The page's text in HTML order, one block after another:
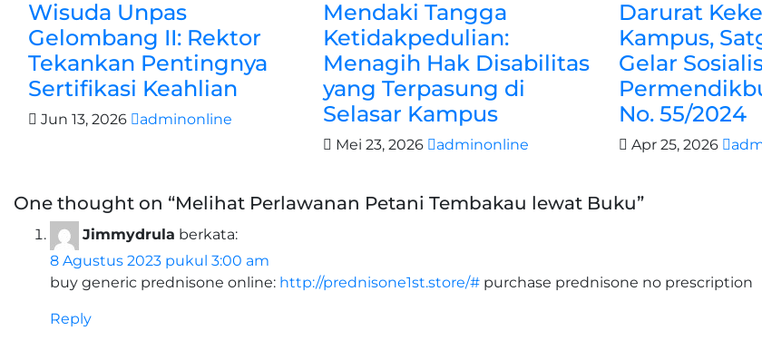
Wisuda Unpas
Gelombang II: Rektor
Tekankan Pentingnya
Sertifikasi Keahlian
Jun 13, 2026 adminonline
Mendaki Tangga
Ketidakpedulian:
Menagih Hak Disabilitas
yang Terpasung di
Selasar Kampus
Mei 23, 2026 adminonline
Darurat
Kampus,
Gelar
No. 55/2024
Apr 25, 2026
One thought on “Melihat Perlawanan Petani Tembakau lewat Buku”
Jimmydrula berkata:
8 Agustus 2023 pukul 3:00 am
buy generic prednisone online: http://prednisone1st.store/# purchase prednisone no prescription
Reply